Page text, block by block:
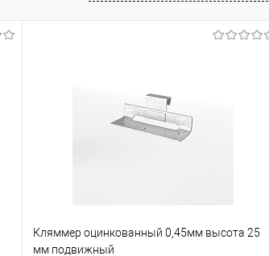
Кляммер оцинкованный 0,45мм высота 25
мм подвижный